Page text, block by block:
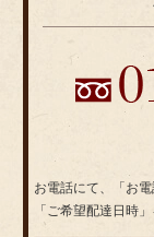
お電話にて、「お
「ご希望配達日時